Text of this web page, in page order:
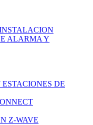
ALARMA Y
DE
Z-WAVE